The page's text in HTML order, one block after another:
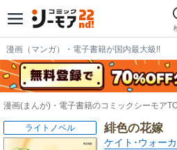
漫画（マンガ）・電子書籍が国内最大級!!
漫画(まんが)・電子書籍のコミックシーモア
緋色の花嫁
ケイト･ウォー
ライトノベル